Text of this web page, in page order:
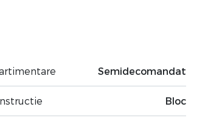
Semidecomandat
Bloc